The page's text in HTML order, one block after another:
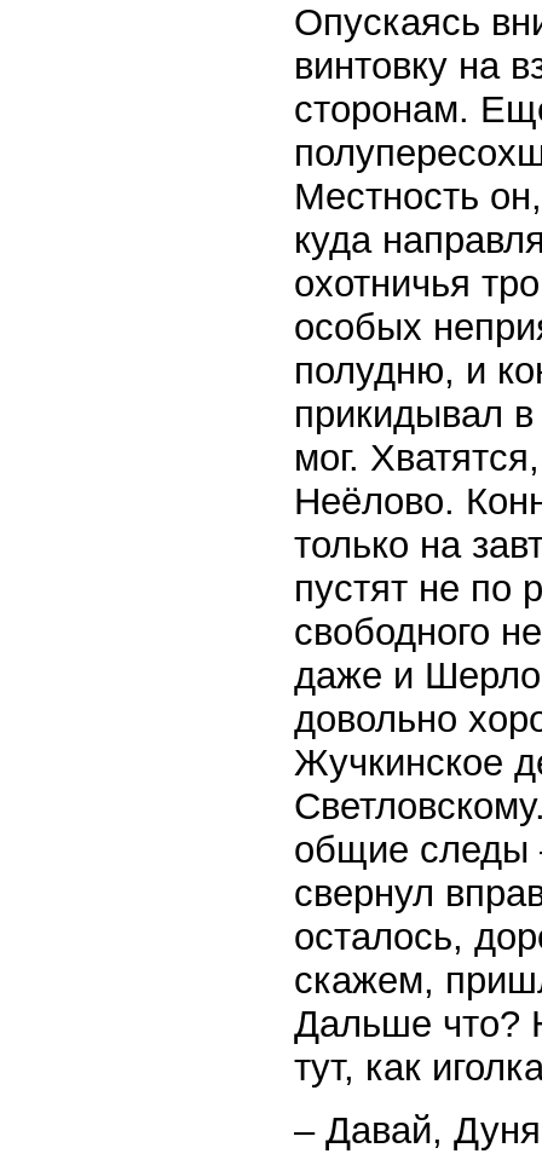
Опускаясь
винтовку на
сторонам.
Местность
куда
охотничья
особых
полудню, и
прикидывал в
мог.
Неёлово.
только на
пустят не по
свободного
даже и
довольно
Жучкинское
общие следы
свернул
осталось,
скажем,
Дальше что?
тут, как
– Давай,